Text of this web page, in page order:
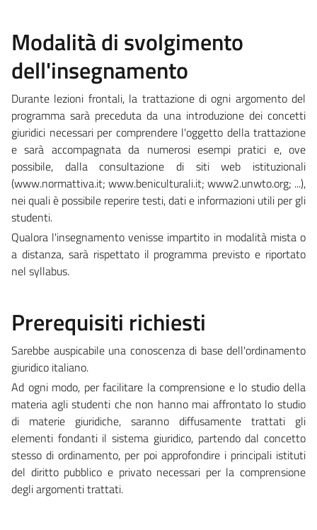
Modalità di svolgimento
dell'insegnamento
Durante lezioni frontali, la trattazione di ogni argomento del
programma sarà preceduta da una introduzione dei concetti
giuridici necessari per comprendere l'oggetto della trattazione
e sarà accompagnata da numerosi esempi pratici e, ove
possibile, dalla consultazione di siti web istituzionali
(www.normattiva.it; www.beniculturali.it; www2.unwto.org; ...),
nei quali è possibile reperire testi, dati e informazioni utili per gli
studenti.
Qualora l'insegnamento venisse impartito in modalità mista o
a distanza, sarà rispettato il programma previsto e riportato
nel syllabus.
Prerequisiti richiesti
Sarebbe auspicabile una conoscenza di base dell'ordinamento
giuridico italiano.
Ad ogni modo, per facilitare la comprensione e lo studio della
materia agli studenti che non hanno mai affrontato lo studio
di materie giuridiche, saranno diffusamente trattati gli
elementi fondanti il sistema giuridico, partendo dal concetto
stesso di ordinamento, per poi approfondire i principali istituti
del diritto pubblico e privato necessari per la comprensione
degli argomenti trattati.